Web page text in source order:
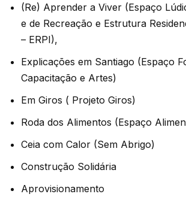
(Re) Aprender a Viver (Espaço
e de Recreação e Estrutura
– ERPI),
Explicações em Santiago (Espaço
Capacitação e Artes)
Em Giros ( Projeto Giros)
Roda dos Alimentos (Espaço
Ceia com Calor (Sem Abrigo)
Construção Solidária
Aprovisionamento